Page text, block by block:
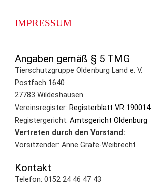
IMPRESSUM
Angaben gemäß § 5 TMG
Tierschutzgruppe Oldenburg Land e. V.
Postfach 1640
27783 Wildeshausen
Vereinsregister: Registerblatt VR 190014
Registergericht: Amtsgericht Oldenburg
Vertreten durch den Vorstand:
Vorsitzender: Anne Grafe-Weibrecht
Kontakt
Telefon: 0152 24 46 47 43